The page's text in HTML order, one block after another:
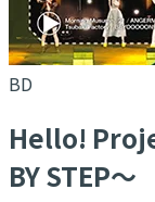
BD
Hello!
BY STEP～